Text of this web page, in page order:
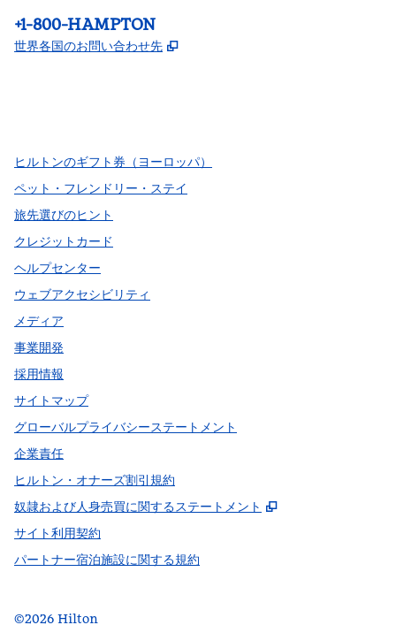
電話：
+1-800-HAMPTON
世界各国のお問い合わせ先 ,
ヒルトンのギフト券（ヨーロッパ）
ペット・フレンドリー・ステイ
旅先選びのヒント
クレジットカード
ヘルプセンター
ウェブアクセシビリティ
メディア
事業開発
採用情報
サイトマップ
グローバルプライバシーステートメント
企業責任
ヒルトン・オナーズ割引規約
奴隷および人身売買に関するステートメント
,
サイト利用契約
パートナー宿泊施設に関する規約
©2026 Hilton